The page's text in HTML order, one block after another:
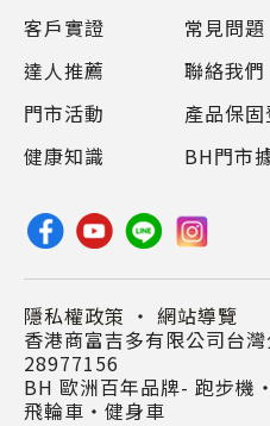
客戶實證
達人推薦
門市活動
健康知識
常見問題
聯絡我們
產品保
BH門市
隱私權政策 ・ 網站導覽
香港商富吉多有限公司台
28977156
BH 歐洲百年品牌- 跑步
飛輪車‧健身車